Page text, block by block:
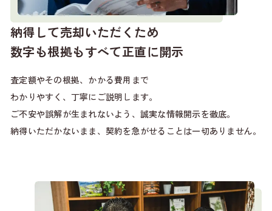
納得して売却いただくため
数字も根拠もすべて正直に開示
査定額やその根拠、かかる費用まで
わかりやすく、丁寧にご説明します。
ご不安や誤解が生まれないよう、誠実な情報開示を徹底。
納得いただかないまま、契約を急がせることは一切ありません。